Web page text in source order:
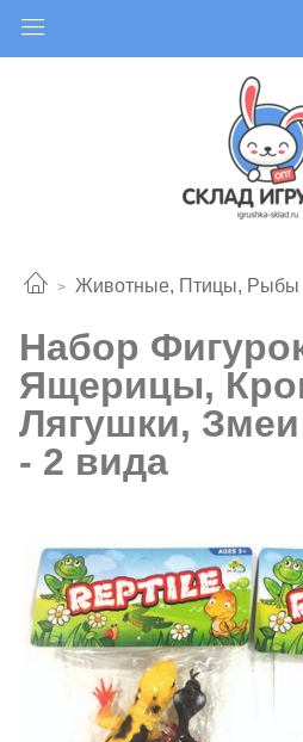
Животные, Птицы, Рыбы
Набор
Ящерицы,
Лягушки,
- 2 вида